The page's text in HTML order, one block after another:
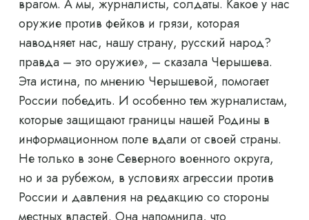
врагом. А мы, журналисты, солдаты. Какое у нас
оружие против фейков и грязи, которая
наводняет нас, нашу страну, русский народ?
правда – это оружие», – сказала Черышева.
Эта истина, по мнению Черышевой, помогает
России победить. И особенно тем журналистам,
которые защищают границы нашей Родины в
информационном поле вдали от своей страны.
Не только в зоне Северного военного округа,
но и за рубежом, в условиях агрессии против
России и давления на редакцию со стороны